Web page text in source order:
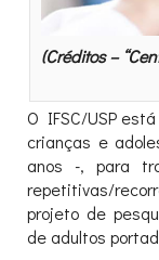
(Créditos –
O IFSC/USP
crianças e
anos -, para
repetitivas/
projeto de
de adultos